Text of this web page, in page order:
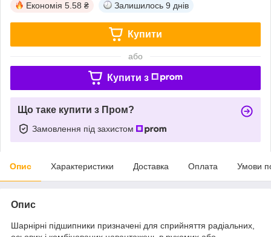
Економія 5.58 ₴ Залишилось 9 днів
Купити
або
Купити з
Що таке купити з Пром?
Замовлення під захистом
Опис Характеристики Доставка Оплата Умови
Опис
Шарнірні підшипники призначені для сприйняття радіальних,